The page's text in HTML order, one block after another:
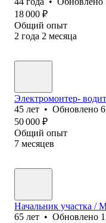
18 000 ₽
Общий опыт
2 года 2 месяца
Электромонтер-
45 лет • Обновлено
50 000 ₽
Общий опыт
7 месяцев
Начальник участка /
65 лет • Обновлено